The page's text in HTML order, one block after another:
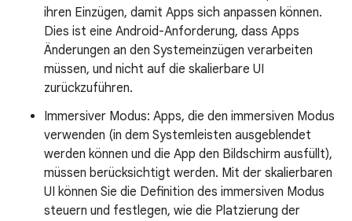
ihren Einzügen, damit Apps sich anpassen können.
Dies ist eine Android-Anforderung, dass Apps
Änderungen an den Systemeinzügen verarbeiten
müssen, und nicht auf die skalierbare UI
zurückzuführen.
Immersiver Modus: Apps, die den immersiven Modus
verwenden (in dem Systemleisten ausgeblendet
werden können und die App den Bildschirm ausfüllt),
müssen berücksichtigt werden. Mit der skalierbaren
UI können Sie die Definition des immersiven Modus
steuern und festlegen, wie die Platzierung der